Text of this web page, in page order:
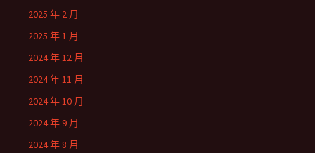
2025 年 2 月
2025 年 1 月
2024 年 12 月
2024 年 11 月
2024 年 10 月
2024 年 9 月
2024 年 8 月